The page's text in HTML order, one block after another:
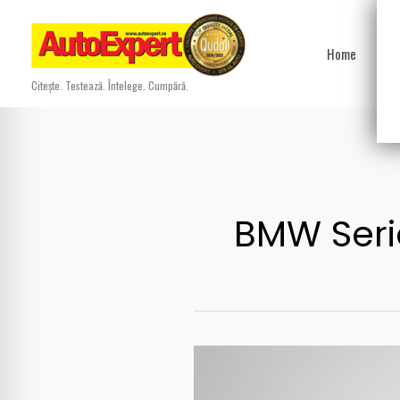
content
Citește. Testează. Întelege. Cumpără.
Home
BMW